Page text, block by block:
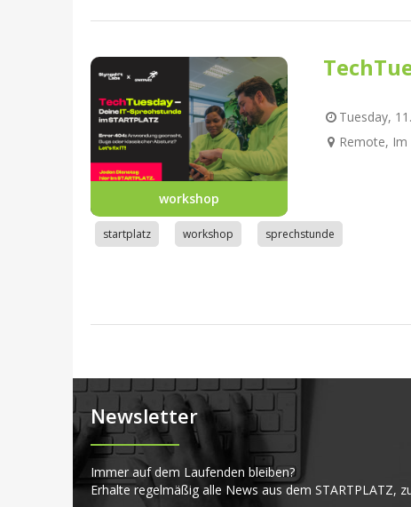
workshop
Tuesday,
Remote, Im
startplatz workshop sprechstunde
Newsletter
Immer auf dem Laufenden bleiben?
Erhalte regelmäßig alle News aus dem STARTPLATZ,